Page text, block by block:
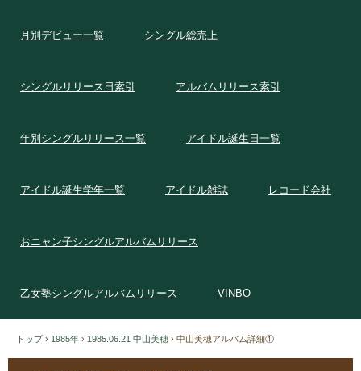
月別デビュー一覧 シングル総売上
シングルリリース日索引 アルバムリリース索引
年別シングルリリース一覧 アイドル誕生日一覧
アイドル誕生学年一覧 アイドル雑誌 レコード会社
おニャン子シングルアルバムリリース
乙女塾シングルアルバムリリース VINBO
トップ › 1985年 › 1985.06.21 中山美穂 › 中山美穂アルバム詳細①